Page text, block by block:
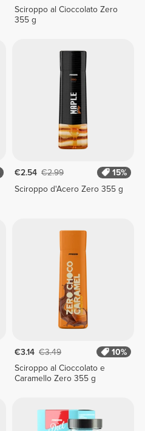
Sciroppo al Cioccolato Zero
355 g
€2.54 €2.99
15%
Sciroppo d'Acero Zero 355 g
€3.14 €3.49
10%
Sciroppo al Cioccolato e
Caramello Zero 355 g